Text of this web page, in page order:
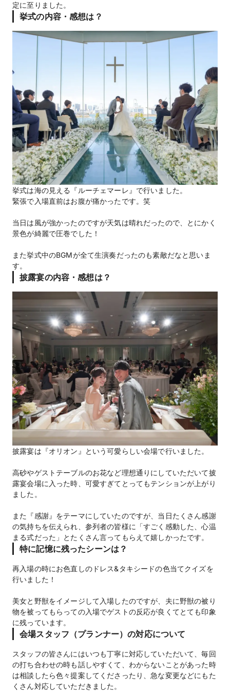
定に至りました。
挙式の内容・感想は？
挙式は海の見える『ルーチェマーレ』で行いました。
緊張で入場直前はお腹が痛かったです。笑
当日は風が強かったのですが天気は晴れだったので、とにかく
景色が綺麗で圧巻でした！
また挙式中のBGMが全て生演奏だったのも素敵だなと思いま
す。
披露宴の内容・感想は？
披露宴は『オリオン』という可愛らしい会場で行いました。
高砂やゲストテーブルのお花など理想通りにしていただいて披
露宴会場に入った時、可愛すぎてとってもテンションが上がり
ました。
また『感謝』をテーマにしていたのですが、当日たくさん感謝
の気持ちを伝えられ、参列者の皆様に「すごく感動した、心温
まる式だった」とたくさん言ってもらえて嬉しかったです。
特に記憶に残ったシーンは？
再入場の時にお色直しのドレス&タキシードの色当てクイズを
行いました！
美女と野獣をイメージして入場したのですが、夫に野獣の被り
物を被ってもらっての入場でゲストの反応が良くてとても印象
に残っています。
会場スタッフ（プランナー）の対応について
スタッフの皆さんにはいつも丁寧に対応していただいて、毎回
の打ち合わせの時も話しやすくて、わからないことがあった時
は相談したら色々提案してくださったり、急な変更などにもた
くさん対応していただきました。